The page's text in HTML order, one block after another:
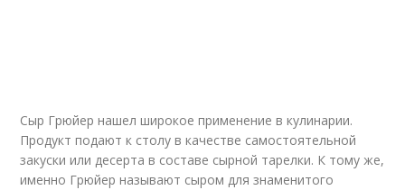
Сыр Грюйер нашел широкое применение в кулинарии.
Продукт подают к столу в качестве самостоятельной
закуски или десерта в составе сырной тарелки. К тому же,
именно Грюйер называют сыром для знаменитого